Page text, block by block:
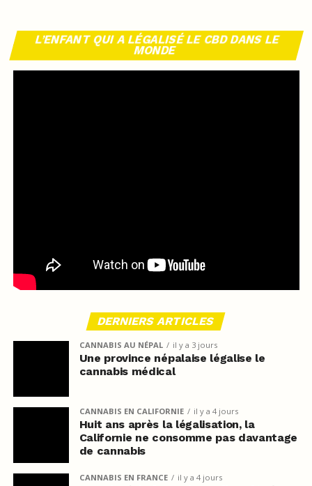
L’ENFANT QUI A LÉGALISÉ LE CBD DANS LE
MONDE
DERNIERS ARTICLES
CANNABIS AU NÉPAL il y a 3 jours
Une province népalaise légalise le
cannabis médical
CANNABIS EN CALIFORNIE il y a 4 jours
Huit ans après la légalisation, la
Californie ne consomme pas davantage
de cannabis
CANNABIS EN FRANCE il y a 4 jours